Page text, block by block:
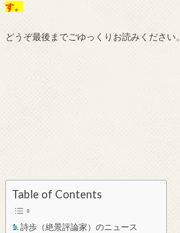
す。
どうぞ最後までごゆっくりお読みください。
Table of Contents
詩歩（絶景評論家）のニュース